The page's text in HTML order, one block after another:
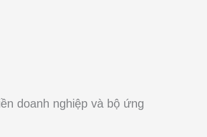
doanh nghiệp và bộ ứng